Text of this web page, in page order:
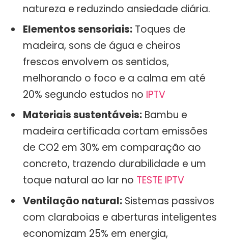
natureza e reduzindo ansiedade diária.
Elementos sensoriais: Toques de
madeira, sons de água e cheiros
frescos envolvem os sentidos,
melhorando o foco e a calma em até
20% segundo estudos no IPTV
Materiais sustentáveis: Bambu e
madeira certificada cortam emissões
de CO2 em 30% em comparação ao
concreto, trazendo durabilidade e um
toque natural ao lar no TESTE IPTV
Ventilação natural: Sistemas passivos
com claraboias e aberturas inteligentes
economizam 25% em energia,